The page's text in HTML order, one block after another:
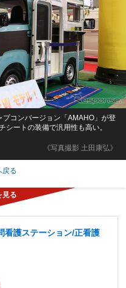
《写真撮影 土田康弘》
コンバージョン「AMAHO」が登
シートの装備で汎用性も高い。
戻る
看護ステーション/正看護